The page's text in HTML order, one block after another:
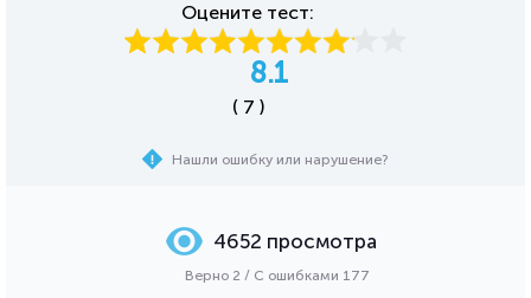
Оцените тест:
8.1
( 7 )
Нашли ошибку или нарушение?
4652 просмотра
Верно 2 / С ошибками 177